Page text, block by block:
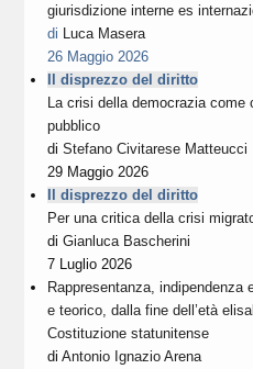
giurisdizione interne es
di
Luca Masera
26 Maggio 2026
Il disprezzo del diritto
La crisi della democrazia
pubblico
diStefano Civitarese Matteucci
29 Maggio 2026
Il disprezzo del diritto
Per una critica della crisi
diGianluca Bascherini
7 Luglio 2026
Rappresentanza, indipendenza
e teorico, dalla fine dell’età
Costituzione statunitense
diAntonio Ignazio Arena